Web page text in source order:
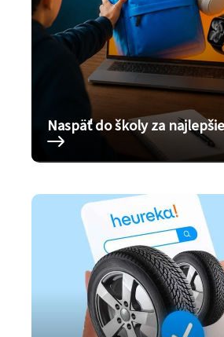
Naspäť do školy za